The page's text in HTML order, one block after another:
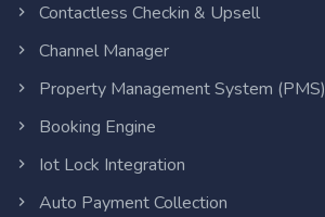
Contactless Checkin & Upsell
Channel Manager
Property Management System (PMS)
Booking Engine
Iot Lock Integration
Auto Payment Collection